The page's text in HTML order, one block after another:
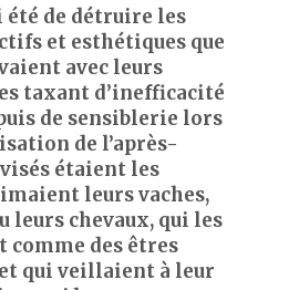
été de détruire les
et esthétiques que
avec leurs
taxant d’inefficacité
de sensiblerie lors
de l’après-
étaient les
leurs vaches,
leurs chevaux, qui les
comme des êtres
qui veillaient à leur